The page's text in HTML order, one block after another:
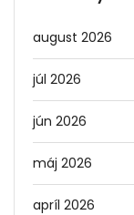
august 2026
júl 2026
jún 2026
máj 2026
apríl 2026